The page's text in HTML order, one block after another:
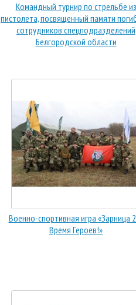
Командный турнир по стрельбе из
пистолета, посвященный памяти
сотрудников спецподразделений
Белгородской области
Военно-спортивная игра «Зарница
Время Героев!»